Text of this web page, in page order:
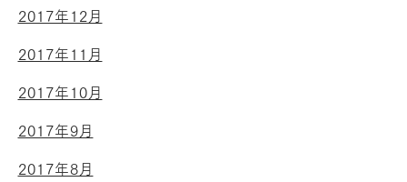
2017年12月
2017年11月
2017年10月
2017年9月
2017年8月